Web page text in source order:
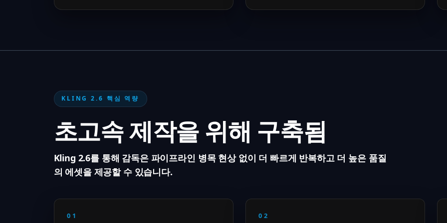
KLING 2.6 핵심 역량
초고속 제작을 위해 구축됨
Kling 2.6를 통해 감독은 파이프라인 병목 현상 없이 더 빠르게 반복하고 더 높은 품질
의 에셋을 제공할 수 있습니다.
01 02